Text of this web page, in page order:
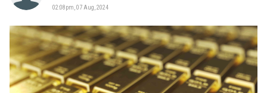
02:08pm, 07 Aug, 2024